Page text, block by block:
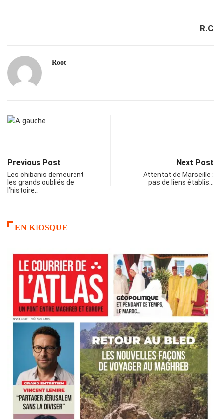
R.C
Root
Previous Post
Les chibanis demeurent
les grands oubliés de
l’histoire…
Next Post
Attentat de Marseille :
pas de liens établis…
EN KIOSQUE